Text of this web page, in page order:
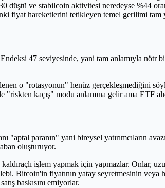
düştü ve stabilcoin aktivitesi neredeyse %44
fiyat hareketlerini tetikleyen temel gerilimi tam
47 seviyesinde, yani tam anlamıyla nötr
o "rotasyonun" henüz gerçekleşmediğini
kaçış" modu anlamına gelir ama ETF
paranın" yani bireysel yatırımcıların
oluşturuyor.
işlem yapmak için yapmazlar. Onlar,
Bitcoin'in fiyatının yatay seyretmesinin veya
baskısını emiyorlar.